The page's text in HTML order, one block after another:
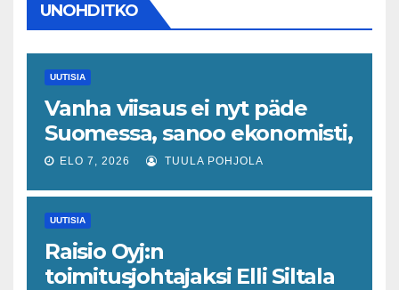
UNOHDITKO
UUTISIA
Vanha viisaus ei nyt päde
Suomessa, sanoo ekonomisti,
joka odottaa työllisyyteen
piristymistä
ELO 7, 2026 TUULA POHJOLA
UUTISIA
Raisio Oyj:n
toimitusjohtajaksi Elli Siltala